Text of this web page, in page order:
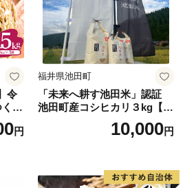
令
し
・
円
福井県池田町
「未来へ耕す池田米」認証
池田町産コシヒカリ３kg【お
1人様につき３セットまで】
10,000円